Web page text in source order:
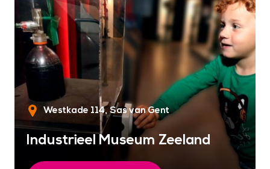
Westkade 114 Sas van Gent
Industrieel Museum Zeeland